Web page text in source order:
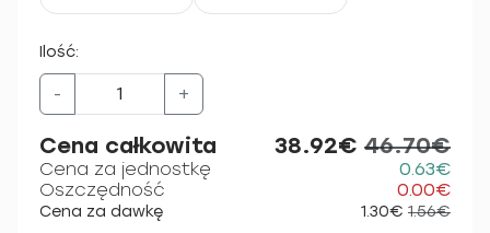
Ilość:
- +
Cena całkowita 38.92€ 46.70€
Cena za jednostkę
0.63€
Oszczędność
0.00€
Cena za dawkę 1.30€ 1.56€